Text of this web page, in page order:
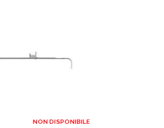
NON DISPONIBILE